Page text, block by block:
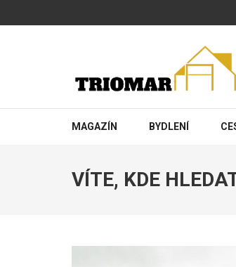
na
TRIOMAR
MAGAZÍN BYDLENÍ
VÍTE, KDE